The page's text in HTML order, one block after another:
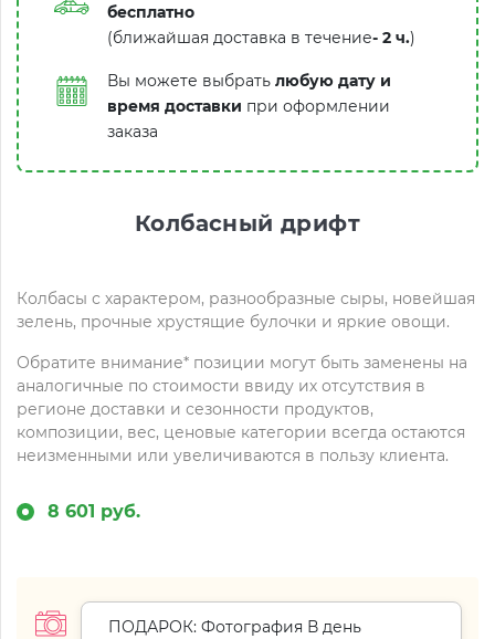
бесплатно
(ближайшая доставка в течение- 2 ч.)
Вы можете выбрать любую дату и
время доставки при оформлении
заказа
Колбасный дрифт
Колбасы с характером, разнообразные сыры, новейшая
зелень, прочные хрустящие булочки и яркие овощи.
Обратите внимание* позиции могут быть заменены на
аналогичные по стоимости ввиду их отсутствия в
регионе доставки и сезонности продуктов,
композиции, вес, ценовые категории всегда остаются
неизменными или увеличиваются в пользу клиента.
8 601 руб.
ПОДАРОК: Фотография В день